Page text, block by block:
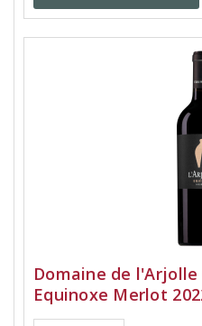
Domaine de
Equinoxe Merlot